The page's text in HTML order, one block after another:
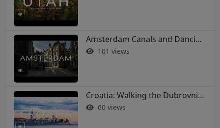
Amsterdam Canals and Dancing Houses: A 4K Walking Tour
101 views
Croatia: Walking the Dubrovnik City Walls in 4K
60 views